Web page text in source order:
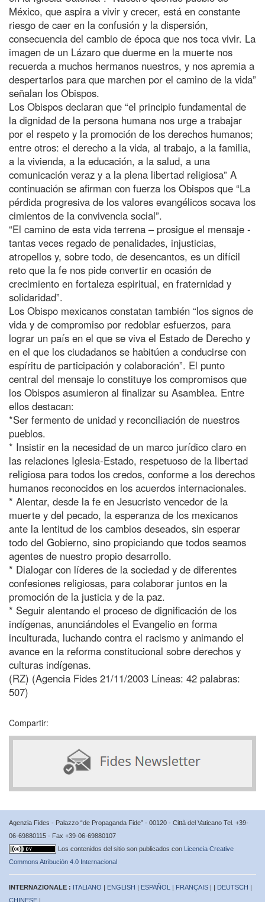
México, que aspira a vivir y crecer, está en constante
riesgo de caer en la confusión y la dispersión,
consecuencia del cambio de época que nos toca vivir. La
imagen de un Lázaro que duerme en la muerte nos
recuerda a muchos hermanos nuestros, y nos apremia a
despertarlos para que marchen por el camino de la vida”
señalan los Obispos.
Los Obispos declaran que “el principio fundamental de
la dignidad de la persona humana nos urge a trabajar
por el respeto y la promoción de los derechos humanos;
entre otros: el derecho a la vida, al trabajo, a la familia,
a la vivienda, a la educación, a la salud, a una
comunicación veraz y a la plena libertad religiosa” A
continuación se afirman con fuerza los Obispos que “La
pérdida progresiva de los valores evangélicos socava los
cimientos de la convivencia social”.
“El camino de esta vida terrena – prosigue el mensaje -
tantas veces regado de penalidades, injusticias,
atropellos y, sobre todo, de desencantos, es un difícil
reto que la fe nos pide convertir en ocasión de
crecimiento en fortaleza espiritual, en fraternidad y
solidaridad”.
Los Obispo mexicanos constatan también “los signos de
vida y de compromiso por redoblar esfuerzos, para
lograr un país en el que se viva el Estado de Derecho y
en el que los ciudadanos se habitúen a conducirse con
espíritu de participación y colaboración”. El punto
central del mensaje lo constituye los compromisos que
los Obispos asumieron al finalizar su Asamblea. Entre
ellos destacan:
*Ser fermento de unidad y reconciliación de nuestros
pueblos.
* Insistir en la necesidad de un marco jurídico claro en
las relaciones Iglesia-Estado, respetuoso de la libertad
religiosa para todos los credos, conforme a los derechos
humanos reconocidos en los acuerdos internacionales.
* Alentar, desde la fe en Jesucristo vencedor de la
muerte y del pecado, la esperanza de los mexicanos
ante la lentitud de los cambios deseados, sin esperar
todo del Gobierno, sino propiciando que todos seamos
agentes de nuestro propio desarrollo.
* Dialogar con líderes de la sociedad y de diferentes
confesiones religiosas, para colaborar juntos en la
promoción de la justicia y de la paz.
* Seguir alentando el proceso de dignificación de los
indígenas, anunciándoles el Evangelio en forma
inculturada, luchando contra el racismo y animando el
avance en la reforma constitucional sobre derechos y
culturas indígenas.
(RZ) (Agencia Fides 21/11/2003 Líneas: 42 palabras:
507)
Compartir:
Agenzia Fides - Palazzo “de Propaganda Fide” - 00120 - Città del Vaticano Tel. +39-
06-69880115 - Fax +39-06-69880107
Los contenidos del sitio son publicados con Licencia Creative
Commons Atribución 4.0 Internacional
INTERNAZIONALE : ITALIANO | ENGLISH | ESPAÑOL | FRANÇAIS | | DEUTSCH |
CHINESE |